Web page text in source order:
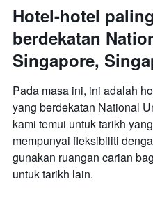
mempunyai
1
paksi
X
yang
memaparkan
hari
dalam
seminggu.
Carta
mempunyai
1
Y
Hotel-hotel
berdekatan
Singapore,
Pada masa ini, ini adalah
yang berdekatan National
kami temui untuk tarikh
mempunyai fleksibiliti
gunakan ruangan carian
untuk tarikh lain.